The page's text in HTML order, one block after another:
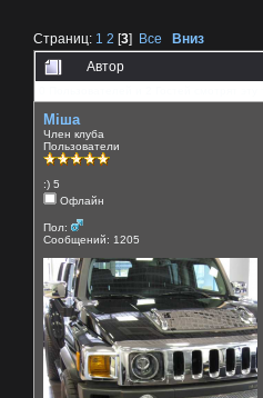
Страниц: 1 2 [3] Все Вниз
Автор
Міша
Член клуба
Пользователи
:) 5
Офлайн
Пол:
Сообщений: 1205